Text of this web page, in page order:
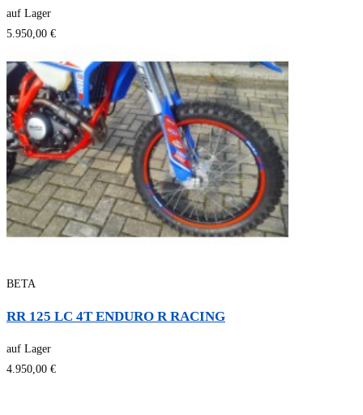
auf Lager
5.950,00 €
BETA
RR 125 LC 4T ENDURO R RACING
auf Lager
4.950,00 €